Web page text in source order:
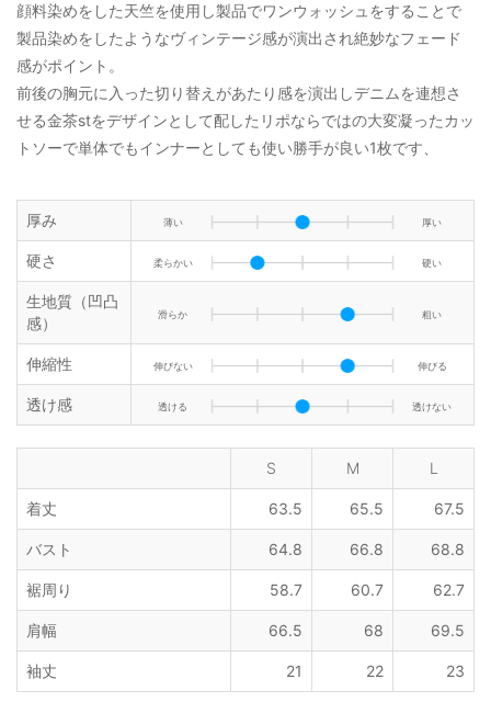
顔料染めをした天竺を使用し製品でワンウォッシュをすることで
製品染めをしたようなヴィンテージ感が演出され絶妙なフェード
感がポイント。
前後の胸元に入った切り替えがあたり感を演出しデニムを連想さ
せる金茶stをデザインとして配したリポならではの大変凝ったカッ
トソーで単体でもインナーとしても使い勝手が良い1枚です、
厚み 薄い 厚い
硬さ 柔らかい 硬い
生地質（凹凸
感）
滑らか 粗い
伸縮性 伸びない 伸びる
透け感 透ける 透けない
S M L
着丈 63.5 65.5 67.5
バスト 64.8 66.8 68.8
裾周り 58.7 60.7 62.7
肩幅 66.5 68 69.5
袖丈 21 22 23